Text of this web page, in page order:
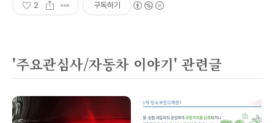
2 구독하기
'주요관심사/자동차 이야기' 관련글